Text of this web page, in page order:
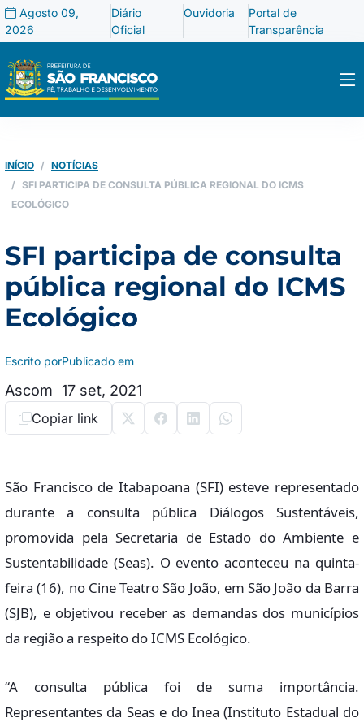
Agosto 09,
2026
Diário
Oficial
Ouvidoria
Portal de
Transparência
INÍCIO
NOTÍCIAS
SFI PARTICIPA DE CONSULTA PÚBLICA REGIONAL DO ICMS
ECOLÓGICO
SFI participa de consulta
pública regional do ICMS
Ecológico
Escrito por
Ascom
Publicado em
17 set, 2021
Copiar link
São Francisco de Itabapoana (SFI) esteve representado
durante a consulta pública Diálogos Sustentáveis,
promovida pela Secretaria de Estado do Ambiente e
Sustentabilidade (Seas). O evento aconteceu na quinta-
feira (16), no Cine Teatro São João, em São João da Barra
(SJB), e objetivou receber as demandas dos municípios
da região a respeito do ICMS Ecológico.
“A consulta pública foi de suma importância.
Representantes da Seas e do Inea (Instituto Estadual do